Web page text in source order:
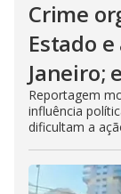
Crime
Estado
Janeiro;
Reportagem
influência
dificultam a